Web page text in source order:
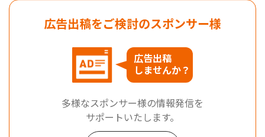
広告出稿をご検討のスポンサー様
広告出稿
しませんか？
多様なスポンサー様の情報発信を
サポートいたします。